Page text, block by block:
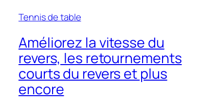
Tennis de table
Améliorez la vitesse du
revers, les retournements
courts du revers et plus
encore